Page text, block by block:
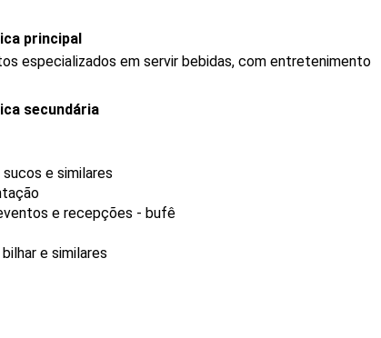
principal
especializados em servir bebidas, com entretenimento
secundária
e similares
e recepções - bufê
e similares